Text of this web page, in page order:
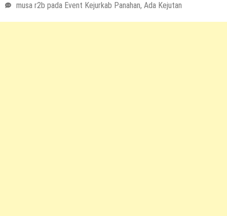
musa r2b pada Event Kejurkab Panahan, Ada Kejutan